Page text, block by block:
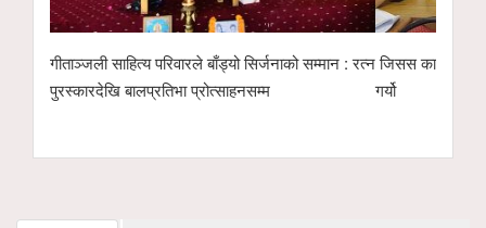
सम्मान : रत्नजिसस कास्कीले उपलब्धि र बार्षिक कार्ययोजना सार्बजनिक
गर्यो
भूमिगत